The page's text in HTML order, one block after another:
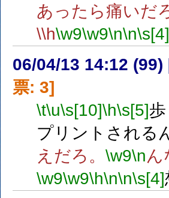
あったら痛いだ
\\h\w9\w9\n\n\s[4]
06/04/13 14:12 (99)
票: 3]
\t\u\s[10]\h\s[5]
プリントされる
えだろ。 \w9\nん
\w9\w9\h\n\n\s[4]